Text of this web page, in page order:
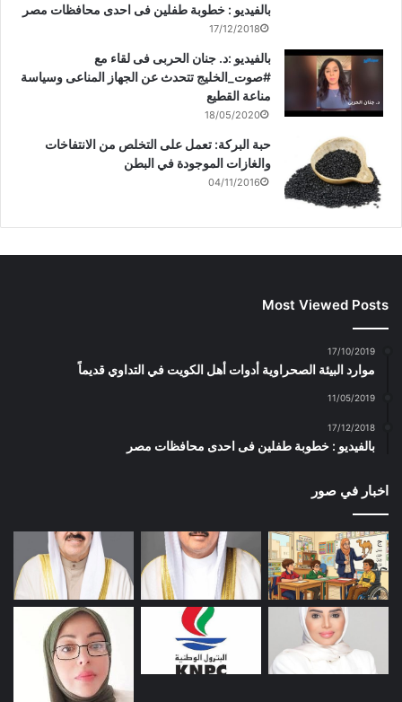
بالفيديو : خطوبة طفلين فى احدى محافظات مصر
17/12/2018
بالفيديو :د. جنان الحربى فى لقاء مع
#صوت_الخليج تتحدث عن الجهاز المناعى وسياسة
مناعة القطيع
18/05/2020
حبة البركة: تعمل على التخلص من الانتفاخات
والغازات الموجودة في البطن
04/11/2016
Most Viewed Posts
17/10/2019
موارد البيئة الصحراوية أدوات أهل الكويت في التداوي قديماً
11/05/2019
17/12/2018
بالفيديو : خطوبة طفلين فى احدى محافظات مصر
اخبار في صور